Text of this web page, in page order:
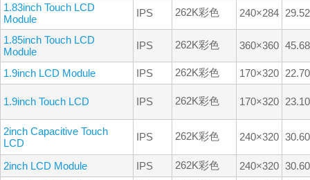
1.83inch Touch LCD
Module
IPS 262K彩色 240×284
1.85inch Touch LCD
Module
IPS 262K彩色 360×360
1.9inch LCD Module IPS 262K彩色 170×320
1.9inch Touch LCD IPS 262K彩色 170×320
2inch Capacitive Touch
LCD
IPS 262K彩色 240×320
2inch LCD Module IPS 262K彩色 240×320